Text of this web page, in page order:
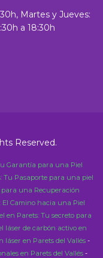
Martes y Jueves:
a 18:30h
Reserved.
Garantía para una Piel
Tu Pasaporte para una piel
una Recuperación
Camino hacia una Piel
en Parets: Tu secreto para
láser de carbón activo en
láser en Parets del Vallés -
en Parets del Vallés-